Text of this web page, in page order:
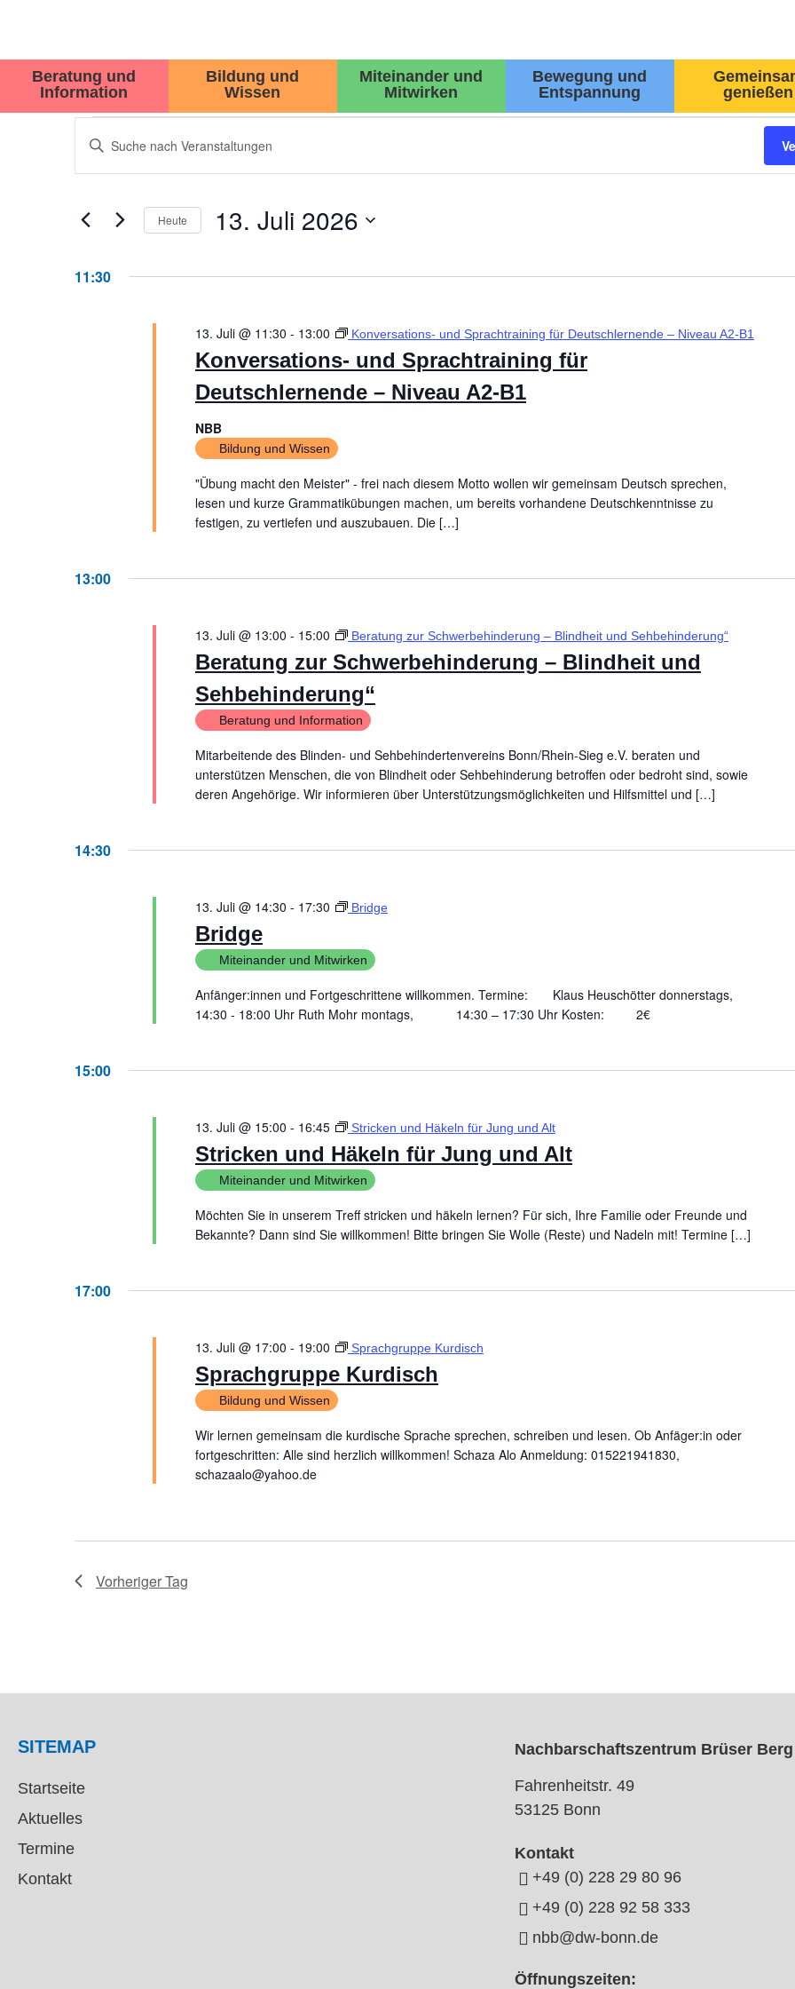
Beratung und
Information
Bildung und
Wissen
Miteinander und
Mitwirken
Bewegung und
Entspannung
genießen
VERANSTALTUNGEN
SUCHE
ANSICHTEN,
NAVIGATION
Bitte
Schlüsselwort
Veranstaltungen
Schlüsselwort.
Heute 13. Juli 2026
11:30
Konversations- und Sprachtraining für
Deutschlernende – Niveau A2-B1
13. Juli @ 11:30 - 13:00 Konversations- und Sprachtraining für Deutschlernende – Niveau A2-B1
NBB
Bildung und Wissen
"Übung macht den Meister" - frei nach diesem Motto wollen wir gemeinsam Deutsch sprechen,
lesen und kurze Grammatikübungen machen, um bereits vorhandene Deutschkenntnisse zu
festigen, zu vertiefen und auszubauen. Die […]
13:00
Beratung zur Schwerbehinderung – Blindheit und
Sehbehinderung“
13. Juli @ 13:00 - 15:00 Beratung zur Schwerbehinderung – Blindheit und Sehbehinderung“
Beratung und Information
Mitarbeitende des Blinden- und Sehbehindertenvereins Bonn/Rhein-Sieg e.V. beraten und
unterstützen Menschen, die von Blindheit oder Sehbehinderung betroffen oder bedroht sind, sowie
deren Angehörige. Wir informieren über Unterstützungsmöglichkeiten und Hilfsmittel und […]
14:30
Bridge
13. Juli @ 14:30 - 17:30 Bridge
Miteinander und Mitwirken
Anfänger:innen und Fortgeschrittene willkommen. Termine: Klaus Heuschötter donnerstags,
14:30 - 18:00 Uhr Ruth Mohr montags, 14:30 – 17:30 Uhr Kosten: 2€
15:00
Stricken und Häkeln für Jung und Alt
13. Juli @ 15:00 - 16:45 Stricken und Häkeln für Jung und Alt
Miteinander und Mitwirken
Möchten Sie in unserem Treff stricken und häkeln lernen? Für sich, Ihre Familie oder Freunde und
Bekannte? Dann sind Sie willkommen! Bitte bringen Sie Wolle (Reste) und Nadeln mit! Termine […]
17:00
Sprachgruppe Kurdisch
13. Juli @ 17:00 - 19:00 Sprachgruppe Kurdisch
Bildung und Wissen
Wir lernen gemeinsam die kurdische Sprache sprechen, schreiben und lesen. Ob Anfäger:in oder
fortgeschritten: Alle sind herzlich willkommen! Schaza Alo Anmeldung: 015221941830,
schazaalo@yahoo.de
Vorheriger Tag
SITEMAP
Startseite
Aktuelles
Termine
Kontakt
Nachbarschaftszentrum Brüser Berg
Fahrenheitstr. 49
53125 Bonn
Kontakt
+49 (0) 228 29 80 96
+49 (0) 228 92 58 333
nbb@dw-bonn.de
Öffnungszeiten: